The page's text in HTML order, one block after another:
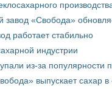
завод «Свобода»
работает стабильно
индустрии
из-за популярности
выпускает сахар в